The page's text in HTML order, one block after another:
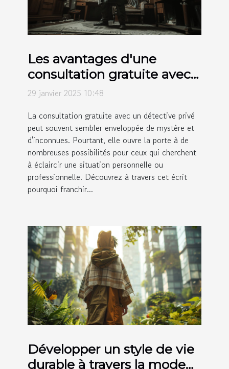
Les avantages d'une
consultation gratuite avec
un détective privé
29 janvier 2025 10:48
La consultation gratuite avec un détective privé
peut souvent sembler enveloppée de mystère et
d'inconnues. Pourtant, elle ouvre la porte à de
nombreuses possibilités pour ceux qui cherchent
à éclaircir une situation personnelle ou
professionnelle. Découvrez à travers cet écrit
pourquoi franchir...
Développer un style de vie
durable à travers la mode